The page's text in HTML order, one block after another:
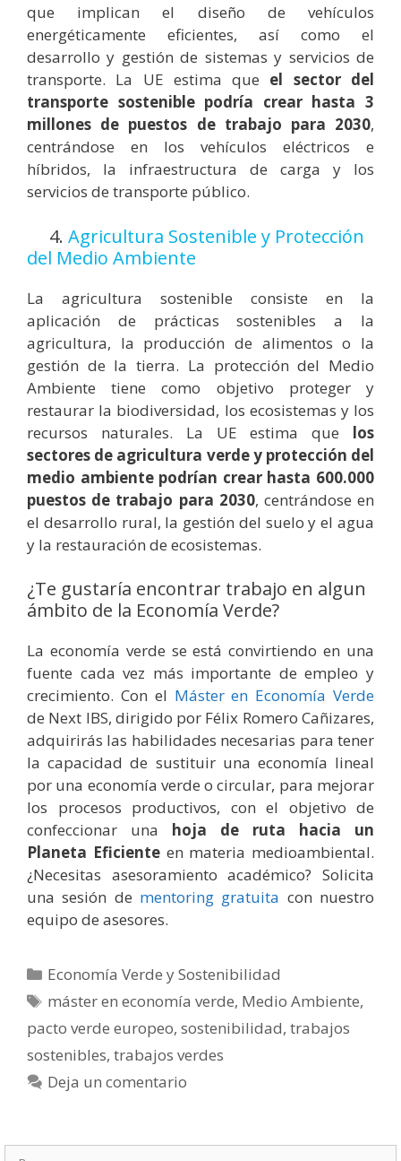
que implican el diseño de vehículos
energéticamente eficientes, así como el
desarrollo y gestión de sistemas y servicios de
transporte. La UE estima que el sector del
transporte sostenible podría crear hasta 3
millones de puestos de trabajo para 2030,
centrándose en los vehículos eléctricos e
híbridos, la infraestructura de carga y los
servicios de transporte público.
4. Agricultura Sostenible y Protección
del Medio Ambiente
La agricultura sostenible consiste en la
aplicación de prácticas sostenibles a la
agricultura, la producción de alimentos o la
gestión de la tierra. La protección del Medio
Ambiente tiene como objetivo proteger y
restaurar la biodiversidad, los ecosistemas y los
recursos naturales. La UE estima que los
sectores de agricultura verde y protección del
medio ambiente podrían crear hasta 600.000
puestos de trabajo para 2030, centrándose en
el desarrollo rural, la gestión del suelo y el agua
y la restauración de ecosistemas.
¿Te gustaría encontrar trabajo en algun
ámbito de la Economía Verde?
La economía verde se está convirtiendo en una
fuente cada vez más importante de empleo y
crecimiento. Con el Máster en Economía Verde
de Next IBS, dirigido por Félix Romero Cañizares,
adquirirás las habilidades necesarias para tener
la capacidad de sustituir una economía lineal
por una economía verde o circular, para mejorar
los procesos productivos, con el objetivo de
confeccionar una hoja de ruta hacia un
Planeta Eficiente en materia medioambiental.
¿Necesitas asesoramiento académico? Solicita
una sesión de mentoring gratuita con nuestro
equipo de asesores.
Categorías
Economía Verde y Sostenibilidad
Etiquetas
máster en economía verde, Medio Ambiente,
pacto verde europeo, sostenibilidad, trabajos
sostenibles, trabajos verdes
Deja un comentario